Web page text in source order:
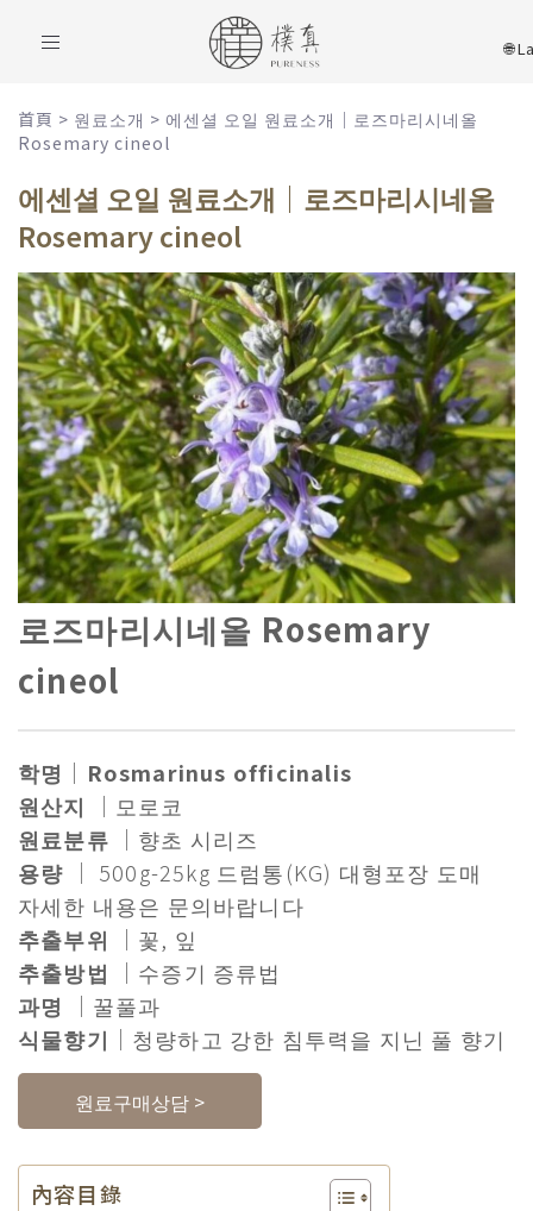
Toggle
首頁 > 원료소개 > 에센셜 오일 원료소개｜로즈마리시네올
Rosemary cineol
에센셜 오일 원료소개｜로즈마리시네올
Rosemary cineol
로즈마리시네올 Rosemary
cineol
학명 ｜ Rosmarinus officinalis
원산지
｜모로코
원료분류 ｜향초 시리즈
용량 ｜ 500g-25kg 드럼통(KG) 대형포장 도매
자세한 내용은 문의바랍니다
추출부위
｜꽃, 잎
추출방법
｜수증기 증류법
과명
｜꿀풀과
식물향기 ｜청량하고 강한 침투력을 지닌 풀 향기
원료구매상담 >
內容目錄